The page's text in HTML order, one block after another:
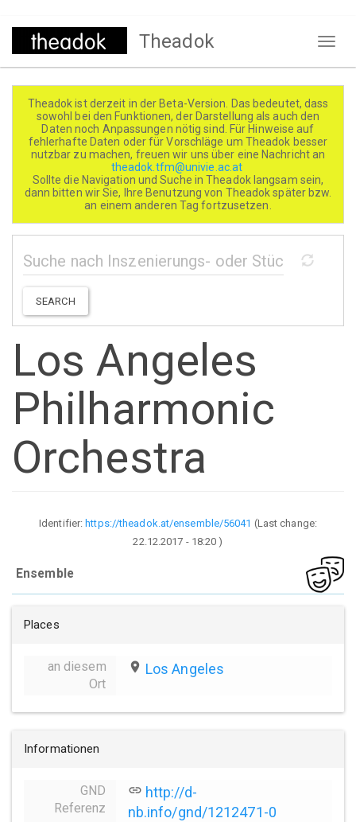
Direkt
Theadok
Theadok ist derzeit in der Beta-Version. Das bedeutet, dass
sowohl bei den Funktionen, der Darstellung als auch den
Daten noch Anpassungen nötig sind. Für Hinweise auf
fehlerhafte Daten oder für Vorschläge um Theadok besser
nutzbar zu machen, freuen wir uns über eine Nachricht an
theadok.tfm@univie.ac.at
Sollte die Navigation und Suche in Theadok langsam sein,
dann bitten wir Sie, Ihre Benutzung von Theadok später bzw.
an einem anderen Tag fortzusetzen.
SEARCH
Los Angeles
Philharmonic
Orchestra
Identifier:https://theadok.at/ensemble/56041 (Last change:
22.12.2017 - 18:20 )
Ensemble
Places
an diesem
Ort
place Los Angeles
Informationen
GND
Referenz
link http://d-
nb.info/gnd/1212471-0